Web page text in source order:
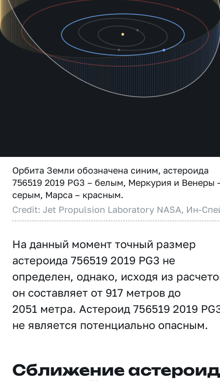
Орбита Земли обозначена синим, астероида
756519 2019 PG3 – белым, Меркурия и Венеры
серым, Марса – красным.
Credit: Jet Propulsion Laboratory NASA, Ин-
На данный момент точный размер
астероида 756519 2019 PG3 не
определен, однако, исходя из
он составляет от 917 метров до
2051 метра. Астероид 756519 2019
не является потенциально опасным.
Сближение